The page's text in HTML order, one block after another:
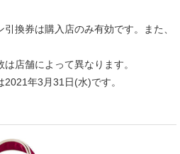
換券は購入店のみ有効です。また、
店舗によって異なります。
年3月31日(水)です。